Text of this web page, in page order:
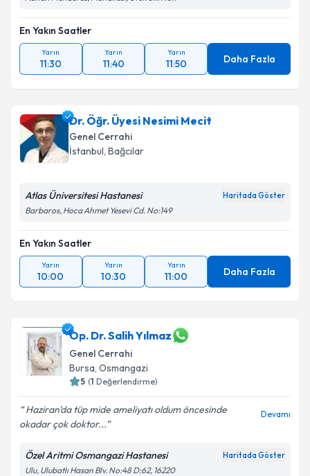
En Yakın Saatler
Yarın
11:30
Yarın
11:40
Yarın
11:50 Daha Fazla
Dr. Öğr. Üyesi Nesimi Mecit
Genel Cerrahi
İstanbul, Bağcılar
Atlas Üniversitesi Hastanesi Haritada Göster
Barbaros, Hoca Ahmet Yesevi Cd. No:149
En Yakın Saatler
Yarın
10:00
Yarın
10:30
Yarın
11:00 Daha Fazla
Op. Dr. Salih Yılmaz
Genel Cerrahi
Bursa, Osmangazi
5 (1 Değerlendirme)
Haziran'da tüp mide ameliyatı oldum öncesinde
okadar çok doktor...
Devamı
Özel Aritmi Osmangazi Hastanesi Haritada Göster
Ulu, Ulubatlı Hasan Blv. No:48 D:62, 16220